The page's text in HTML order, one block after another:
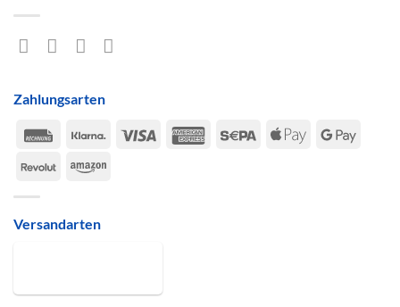
Zahlungsarten
Rechung
Klarna Visa
American Sepa
Apple
Google
RevolutAmazon
Versandarten